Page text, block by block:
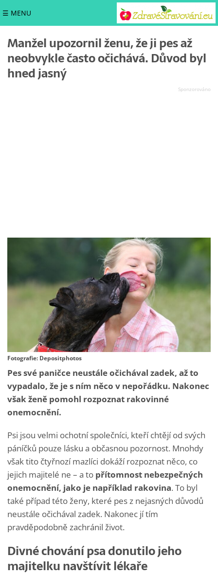
☰ MENU
Manžel upozornil ženu, že ji pes až
neobvykle často očichává. Důvod byl
hned jasný
Fotografie: Depositphotos
Pes své paničce neustále očichával zadek, až to
vypadalo, že je s ním něco v nepořádku. Nakonec
však ženě pomohl rozpoznat rakovinné
onemocnění.
Psi jsou velmi ochotní společníci, kteří chtějí od svých
páníčků pouze lásku a občasnou pozornost. Mnohdy
však tito čtyřnozí mazlíci dokáží rozpoznat něco, co
jejich majitelé ne – a to přítomnost nebezpečných
onemocnění, jako je například rakovina. To byl
také případ této ženy, které pes z nejasných důvodů
neustále očichával zadek. Nakonec jí tím
pravděpodobně zachránil život.
Divné chování psa donutilo jeho
majitelku navštívit lékaře